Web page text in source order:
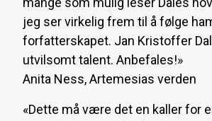
jeg ser virkelig frem til å følge
forfatterskapet. Jan Kristoffer
utvilsomt talent. Anbefales!»
Anita Ness, Artemesias verden
«Dette må være det en kaller for